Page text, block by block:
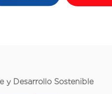
y Desarrollo Sostenible